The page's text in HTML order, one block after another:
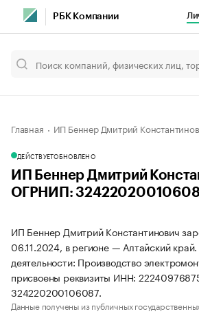
РБК Компании
Главная ИП Беннер Дмитрий
ДЕЙСТВУЕТОБНОВЛЕНО
ИП Беннер Дмитрий
ОГРНИП:
ИП Беннер Дмитрий Константинович
06.11.2024, в регионе — Алтайский
деятельности: Производство
присвоены реквизиты ИНН:
324220200106087.
Данные получены из публичных